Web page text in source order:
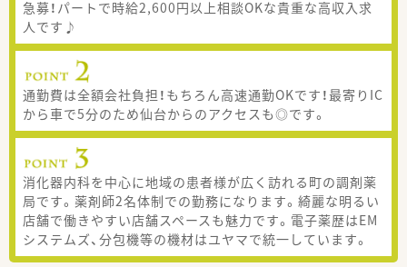
急募！パートで時給2,600円以上相談OKな貴重な高収入求
人です♪
通勤費は全額会社負担！もちろん高速通勤OKです！最寄りIC
から車で5分のため仙台からのアクセスも◎です。
消化器内科を中心に地域の患者様が広く訪れる町の調剤薬
局です。薬剤師2名体制での勤務になります。綺麗な明るい
店舗で働きやすい店舗スペースも魅力です。電子薬歴はEM
システムズ、分包機等の機材はユヤマで統一しています。